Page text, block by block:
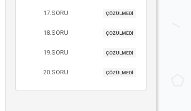
17.SORU ÇÖZÜLMEDİ
18.SORU ÇÖZÜLMEDİ
19.SORU ÇÖZÜLMEDİ
20.SORU ÇÖZÜLMEDİ